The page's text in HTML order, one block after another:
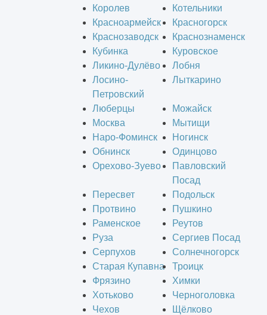
Королев
Котельники
Красноармейск
Красногорск
Краснозаводск
Краснознаменск
Кубинка
Куровское
Ликино-Дулёво
Лобня
Лосино-
Петровский
Лыткарино
Люберцы
Можайск
Москва
Мытищи
Наро-Фоминск
Ногинск
Обнинск
Одинцово
Орехово-Зуево
Павловский
Посад
Пересвет
Подольск
Протвино
Пушкино
Раменское
Реутов
Руза
Сергиев Посад
Серпухов
Солнечногорск
Старая Купавна
Троицк
Фрязино
Химки
Хотьково
Черноголовка
Чехов
Щёлково